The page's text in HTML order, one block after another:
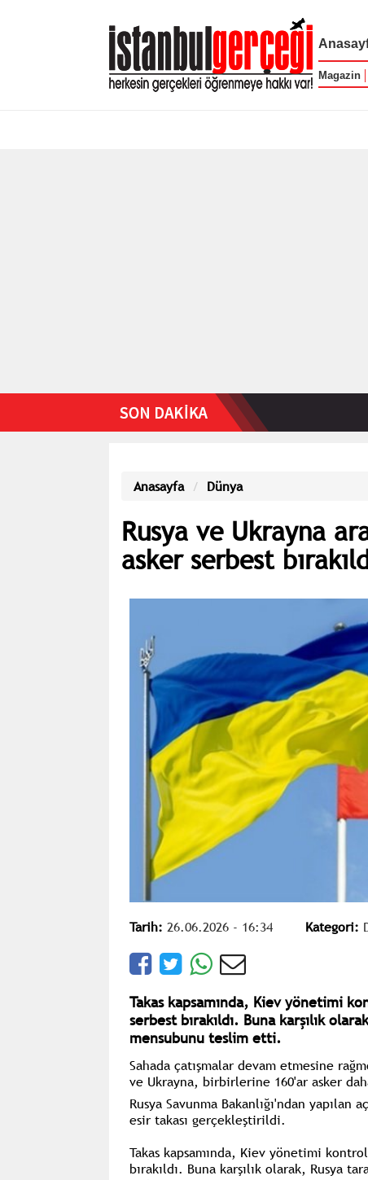
Magazin
Anasayfa Dünya
Rusya ve Ukrayna
asker serbest
Tarih: 26.06.2026 - 16:34 Kategori:
Takas kapsamında, Kiev yönetimi
serbest bırakıldı. Buna karşılık
mensubunu teslim etti.
Sahada çatışmalar devam etmesine
ve Ukrayna, birbirlerine 160'ar asker
Rusya Savunma Bakanlığı'ndan yapılan
esir takası gerçekleştirildi.
Takas kapsamında, Kiev yönetimi
bırakıldı. Buna karşılık olarak, Rusya